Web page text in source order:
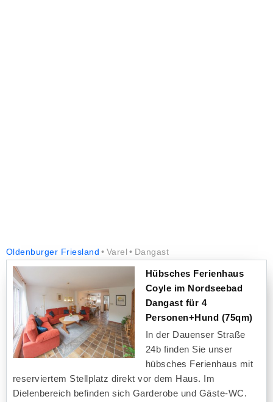
Oldenburger Friesland Varel Dangast
Hübsches Ferienhaus
Coyle im Nordseebad
Dangast für 4
Personen+Hund (75qm)
In der Dauenser Straße
24b finden Sie unser
hübsches Ferienhaus mit
reserviertem Stellplatz direkt vor dem Haus. Im
Dielenbereich befinden sich Garderobe und Gäste-WC.